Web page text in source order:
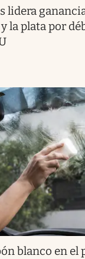
lidera
la plata por
blanco en el